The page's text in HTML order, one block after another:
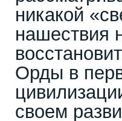
никакой
нашествия
Орды в
своем